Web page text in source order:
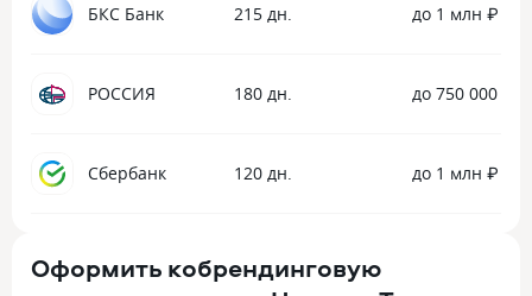
БКС Банк 215 дн. до 1 млн ₽
РОССИЯ 180 дн. до 750 000 ₽
Сбербанк 120 дн. до 1 млн ₽
Оформить кобрендинговую